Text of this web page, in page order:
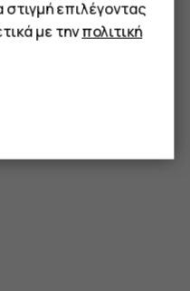
επιλέγοντας
με τηνπολιτική